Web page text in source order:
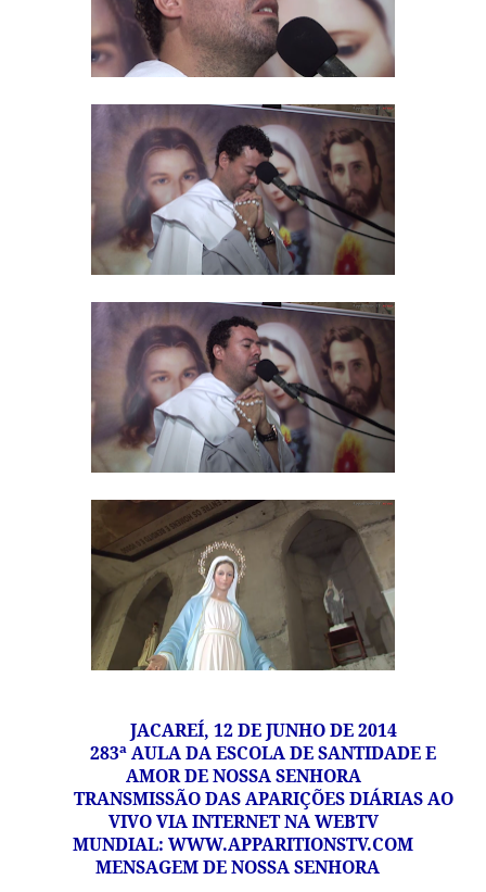
JACAREÍ, 12 DE JUNHO DE 2014
283ª AULA DA ESCOLA DE SANTIDADE E
AMOR DE NOSSA SENHORA
TRANSMISSÃO DAS APARIÇÕES DIÁRIAS AO
VIVO VIA INTERNET NA WEBTV
MUNDIAL:WWW.APPARITIONSTV.COM
MENSAGEM DE NOSSA SENHORA